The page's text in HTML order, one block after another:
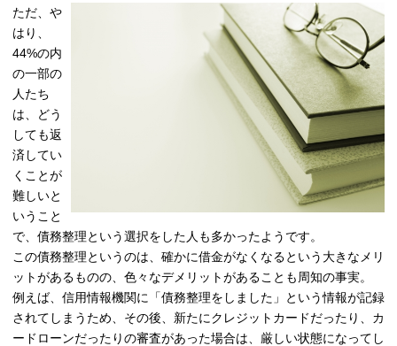
ただ、や
はり、
44%の内
の一部の
人たち
は、どう
しても返
済してい
くことが
難しいと
いうこと
で、債務整理という選択をした人も多かったようです。
この債務整理というのは、確かに借金がなくなるという大きなメリ
ットがあるものの、色々なデメリットがあることも周知の事実。
例えば、信用情報機関に「債務整理をしました」という情報が記録
されてしまうため、その後、新たにクレジットカードだったり、カ
ードローンだったりの審査があった場合は、厳しい状態になってし